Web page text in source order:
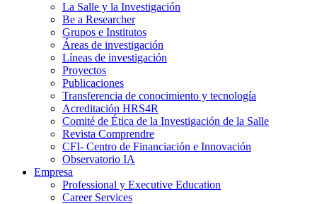
La Salle y la Investigación
Be a Researcher
Grupos e Institutos
Áreas de investigación
Líneas de investigación
Proyectos
Publicaciones
Transferencia de conocimiento y tecnología
Acreditación HRS4R
Comité de Ética de la Investigación de la Salle
Revista Comprendre
CFI- Centro de Financiación e Innovación
Observatorio IA
Empresa
Professional y Executive Education
Career Services